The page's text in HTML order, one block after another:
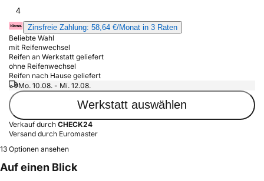
4
Zinsfreie Zahlung: 58,64 €/Monat in 3 Raten
Beliebte Wahl
mit Reifenwechsel
Reifen an Werkstatt geliefert
ohne Reifenwechsel
Reifen nach Hause geliefert
Mo. 10.08. - Mi. 12.08.
Werkstatt auswählen
Verkauf durch CHECK24
Versand durch Euromaster
13 Optionen ansehen
Auf einen Blick